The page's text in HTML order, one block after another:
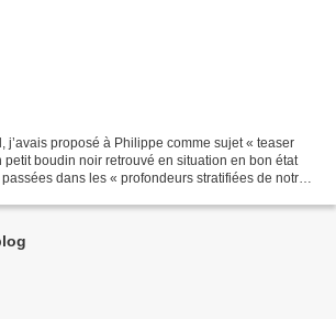
j’avais proposé à Philippe comme sujet « teaser
petit boudin noir retrouvé en situation en bon état
dans les « profondeurs stratifiées de notre